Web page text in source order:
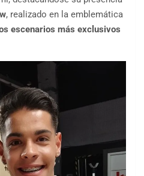
, realizado en la emblemática
escenarios más exclusivos